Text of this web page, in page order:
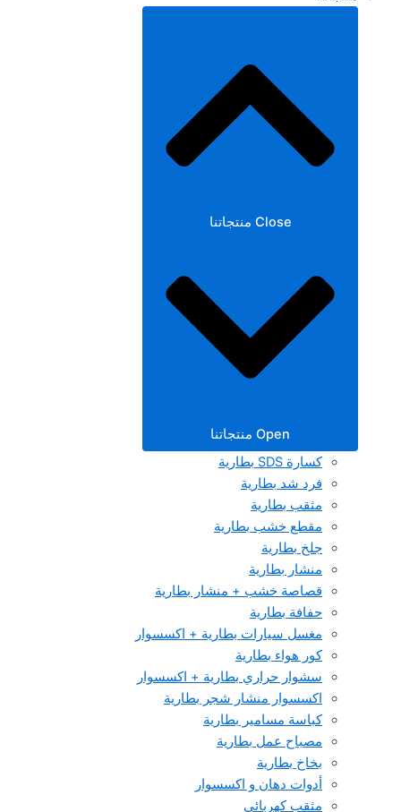
Close منتجاتنا
Open منتجاتنا
كسارة SDS بطارية
فرد شد بطارية
مثقب بطارية
مقطع خشب بطارية
جلخ بطارية
منشار بطارية
قصاصة خشب + منشار بطارية
حفافة بطارية
مغسل سيارات بطارية + اكسسوار
كور هواء بطارية
سشوار حراري بطارية + اكسسوار
اكسسوار منشار شجر بطارية
كباسة مسامير بطارية
مصباح عمل بطارية
بخاخ بطارية
أدوات دهان و اكسسوار
مثقب كهربائي